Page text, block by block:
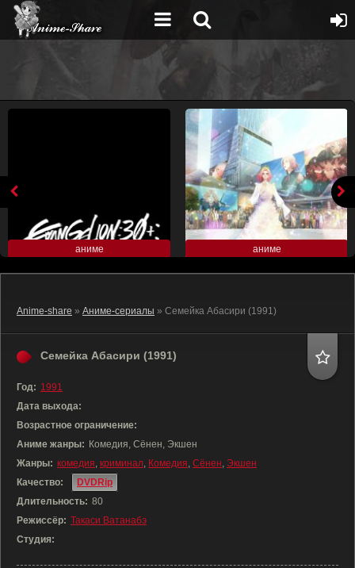
аниме аниме
Anime-share » Аниме-сериалы » Семейка Абасири (1991)
Семейка Абасири (1991)
Год: 1991
Дата выхода:
Возрастное ограничение:
Аниме жанры: Комедия, Сёнен, Экшен
Жанры: комедия, криминал, Комедия, Сёнен, Экшен
Качество:
DVDRip
Длительность: 80
Режиссёр: Такаси Ватанабэ
Студия: